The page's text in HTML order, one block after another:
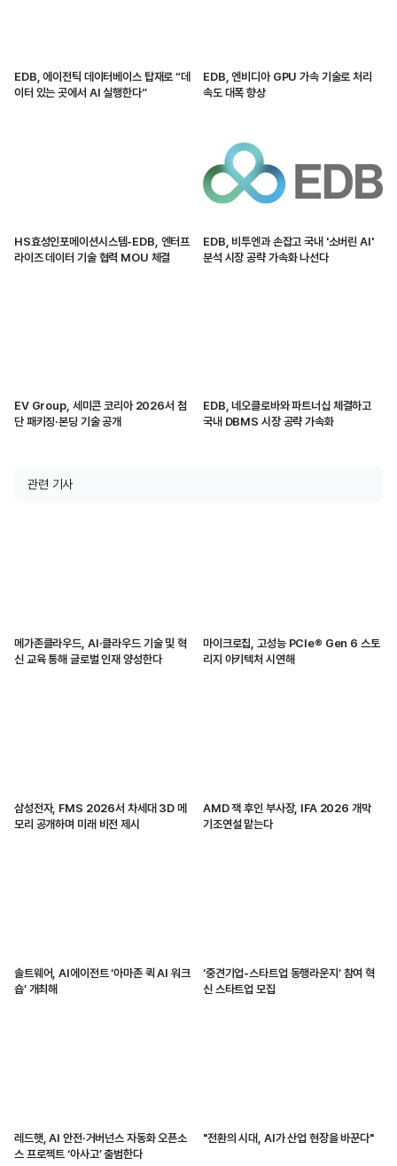
EDB, 에이전틱 데이터베이스 탑재로 “데
이터 있는 곳에서 AI 실행한다”
EDB, 엔비디아 GPU 가속 기술로 처리
속도 대폭 향상
HS효성인포메이션시스템-EDB, 엔터프
라이즈 데이터 기술 협력 MOU 체결
EDB, 비투엔과 손잡고 국내 '소버린 AI'
분석 시장 공략 가속화 나선다
EV Group, 세미콘 코리아 2026서 첨
단 패키징·본딩 기술 공개
EDB, 네오클로바와 파트너십 체결하고
국내 DBMS 시장 공략 가속화
관련 기사
메가존클라우드, AI·클라우드 기술 및 혁
신 교육 통해 글로벌 인재 양성한다
마이크로칩, 고성능 PCIe® Gen 6 스토
리지 아키텍처 시연해
삼성전자, FMS 2026서 차세대 3D 메
모리 공개하며 미래 비전 제시
AMD 잭 후인 부사장, IFA 2026 개막
기조연설 맡는다
솔트웨어, AI에이전트 ‘아마존 퀵 AI 워크
숍’ 개최해
‘중견기업-스타트업 동행라운지’ 참여 혁
신 스타트업 모집
레드햇, AI 안전·거버넌스 자동화 오픈소
스 프로젝트 ‘아사고’ 출범한다
"전환의 시대, AI가 산업 현장을 바꾼다"